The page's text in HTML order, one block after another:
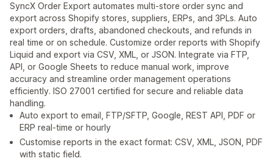
SyncX Order Export automates multi-store order sync and
export across Shopify stores, suppliers, ERPs, and 3PLs. Auto
export orders, drafts, abandoned checkouts, and refunds in
real time or on schedule. Customize order reports with Shopify
Liquid and export via CSV, XML, or JSON. Integrate via FTP,
API, or Google Sheets to reduce manual work, improve
accuracy and streamline order management operations
efficiently. ISO 27001 certified for secure and reliable data
handling.
Auto export to email, FTP/SFTP, Google, REST API, PDF or
ERP real-time or hourly
Customise reports in the exact format: CSV, XML, JSON, PDF
with static field.